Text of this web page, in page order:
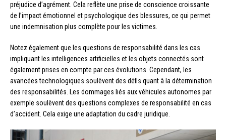
préjudice d’agrément. Cela reflète une prise de conscience croissante
de l’impact émotionnel et psychologique des blessures, ce qui permet
une indemnisation plus complète pour les victimes.
Notez également que les questions de responsabilité dans les cas
impliquant les intelligences artificielles et les objets connectés sont
également prises en compte par ces évolutions. Cependant, les
avancées technologiques soulèvent des défis quant à la détermination
des responsabilités. Les dommages liés aux véhicules autonomes par
exemple soulèvent des questions complexes de responsabilité en cas
d’accident. Cela exige une adaptation du cadre juridique.